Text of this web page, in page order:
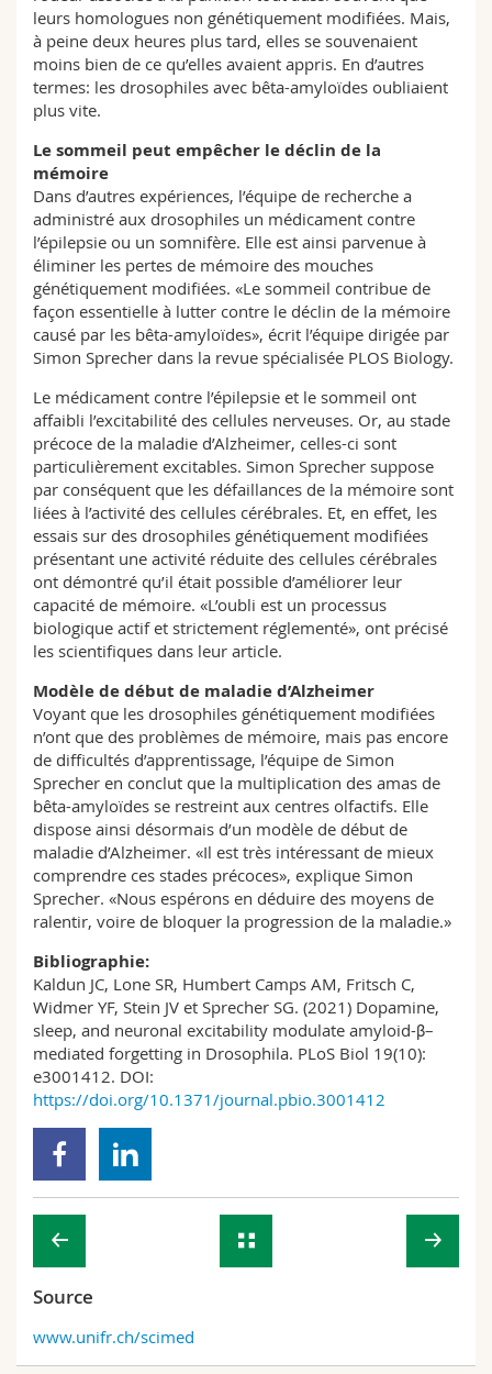
leurs homologues non génétiquement modifiées. Mais,
à peine deux heures plus tard, elles se souvenaient
moins bien de ce qu’elles avaient appris. En d’autres
termes: les drosophiles avec bêta-amyloïdes oubliaient
plus vite.
Le sommeil peut empêcher le déclin de la
mémoire
Dans d’autres expériences, l’équipe de recherche a
administré aux drosophiles un médicament contre
l’épilepsie ou un somnifère. Elle est ainsi parvenue à
éliminer les pertes de mémoire des mouches
génétiquement modifiées. «Le sommeil contribue de
façon essentielle à lutter contre le déclin de la mémoire
causé par les bêta-amyloïdes», écrit l’équipe dirigée par
Simon Sprecher dans la revue spécialisée PLOS Biology.
Le médicament contre l’épilepsie et le sommeil ont
affaibli l’excitabilité des cellules nerveuses. Or, au stade
précoce de la maladie d’Alzheimer, celles-ci sont
particulièrement excitables. Simon Sprecher suppose
par conséquent que les défaillances de la mémoire sont
liées à l’activité des cellules cérébrales. Et, en effet, les
essais sur des drosophiles génétiquement modifiées
présentant une activité réduite des cellules cérébrales
ont démontré qu’il était possible d’améliorer leur
capacité de mémoire. «L’oubli est un processus
biologique actif et strictement réglementé», ont précisé
les scientifiques dans leur article.
Modèle de début de maladie d’Alzheimer
Voyant que les drosophiles génétiquement modifiées
n’ont que des problèmes de mémoire, mais pas encore
de difficultés d’apprentissage, l’équipe de Simon
Sprecher en conclut que la multiplication des amas de
bêta-amyloïdes se restreint aux centres olfactifs. Elle
dispose ainsi désormais d’un modèle de début de
maladie d’Alzheimer. «Il est très intéressant de mieux
comprendre ces stades précoces», explique Simon
Sprecher. «Nous espérons en déduire des moyens de
ralentir, voire de bloquer la progression de la maladie.»
Bibliographie:
Kaldun JC, Lone SR, Humbert Camps AM, Fritsch C,
Widmer YF, Stein JV et Sprecher SG. (2021) Dopamine,
sleep, and neuronal excitability modulate amyloid-β–
mediated forgetting in Drosophila. PLoS Biol 19(10):
e3001412. DOI:
https://doi.org/10.1371/journal.pbio.3001412
Source
www.unifr.ch/scimed